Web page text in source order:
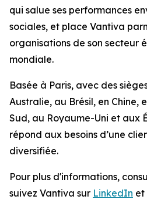
qui salue ses performances
sociales, et place Vantiva
organisations de son secteur
mondiale.
Basée à Paris, avec des
Australie, au Brésil, en Chine,
Sud, au Royaume-Uni et aux
répond aux besoins d’une
diversifiée.
Pour plus d'informations,
suivez Vantiva sur LinkedIn et